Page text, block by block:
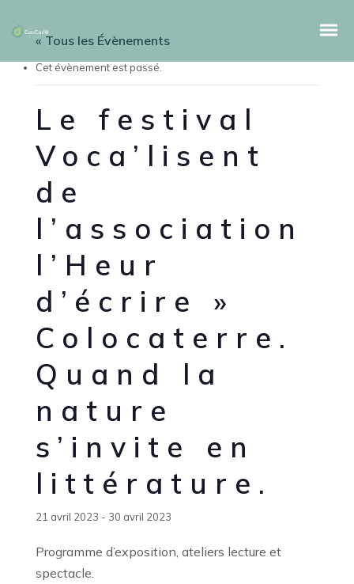
« Tous les Évènements
Cet évènement est passé.
Le festival
Voca’lisent
de
l’association
l’Heur
d’écrire »
Colocaterre.
Quand la
nature
s’invite en
littérature.
21 avril 2023 - 30 avril 2023
Programme d’exposition, ateliers lecture et
spectacle.